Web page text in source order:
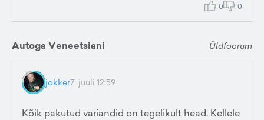
0 0
Autoga Veneetsiani Üldfoorum
jokker7. juuli 12:59
Kõik pakutud variandid on tegelikult head. Kellele